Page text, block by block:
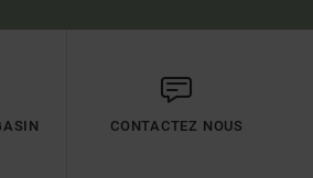
CONTACTEZ NOUS